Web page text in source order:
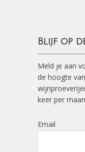
Blijf op
Meld je aan
de hoogte
keer per
Email